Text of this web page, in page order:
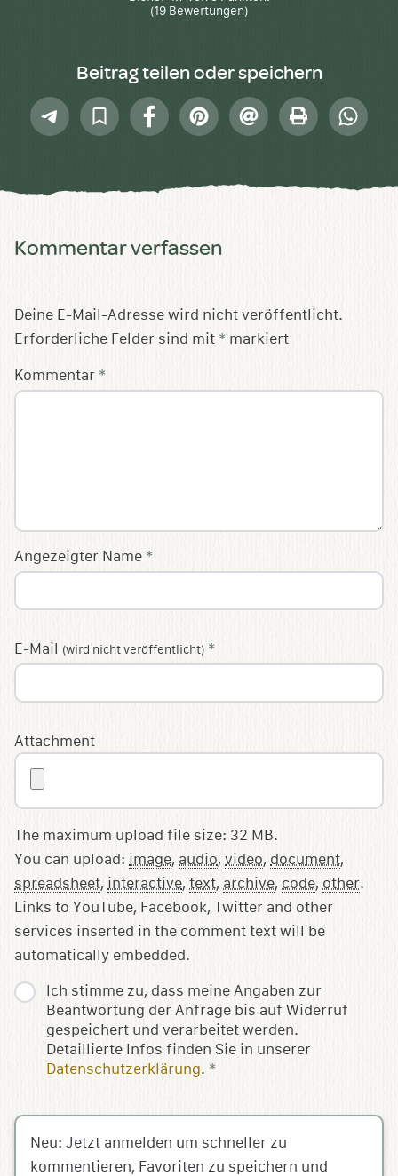
(19 Bewertungen)
Beitrag teilen oder speichern
Telegram
In
Sammlung
FacebookPinterest
E-
Mail
Drucken
Kommentar verfassen
Deine E-Mail-Adresse wird nicht veröffentlicht.
Erforderliche Felder sind mit * markiert
Kommentar *
Angezeigter Name *
E-Mail (wird nicht veröffentlicht) *
Ich stimme zu, dass meine Angaben zur
Beantwortung der Anfrage bis auf Widerruf
gespeichert und verarbeitet werden.
Detaillierte Infos finden Sie in unserer
Datenschutzerklärung. *
Attachment
The maximum upload file size: 32 MB.
You can upload: image, audio, video, document,
spreadsheet, interactive, text, archive, code, other.
Links to YouTube, Facebook, Twitter and other
services inserted in the comment text will be
automatically embedded.
Neu: Jetzt anmelden um schneller zu
kommentieren, Favoriten zu speichern und